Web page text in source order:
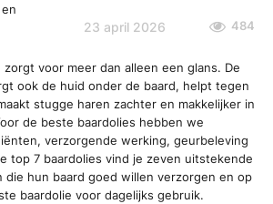
23 april 2026 484
zorgt voor meer dan alleen een glans. De
ook de huid onder de baard, helpt tegen
stugge haren zachter en makkelijker in
de beste baardolies hebben we
verzorgende werking, geurbeleving
top 7 baardolies vind je zeven uitstekende
die hun baard goed willen verzorgen en op
baardolie voor dagelijks gebruik.